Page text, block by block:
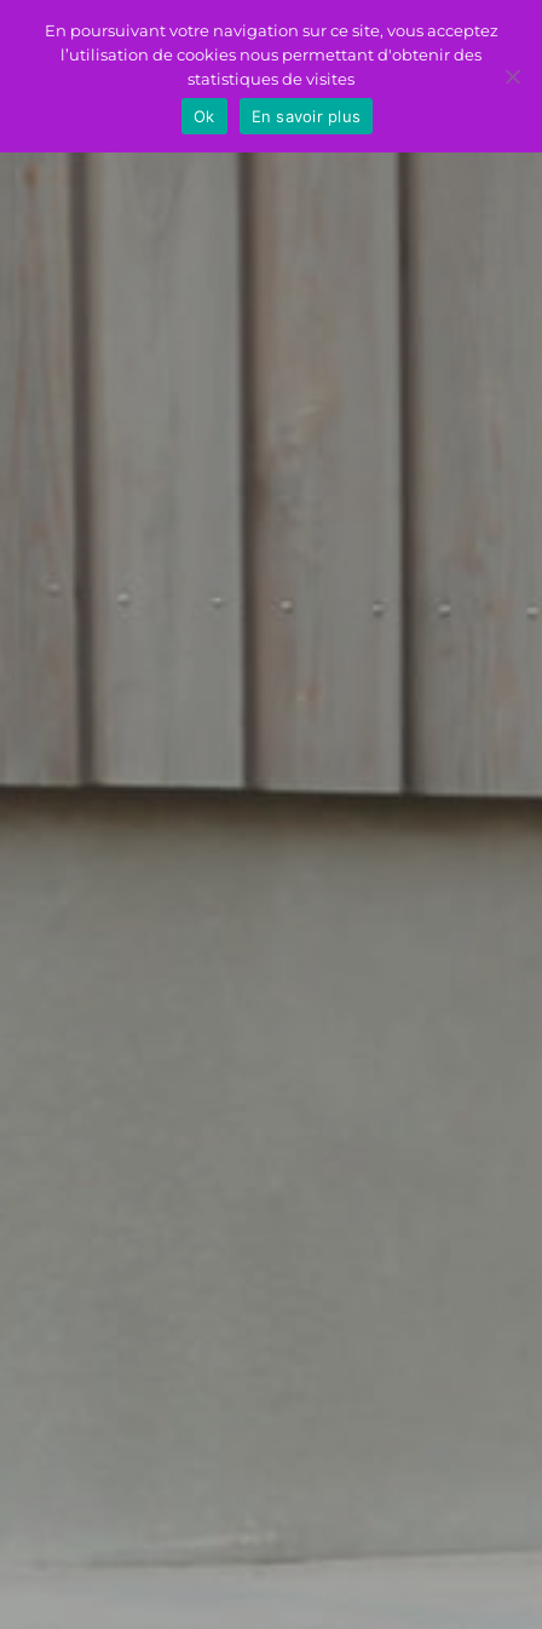
En poursuivant votre navigation sur ce site, vous acceptez
l’utilisation de cookies nous permettant d'obtenir des
statistiques de visites
Ok
En savoir plus